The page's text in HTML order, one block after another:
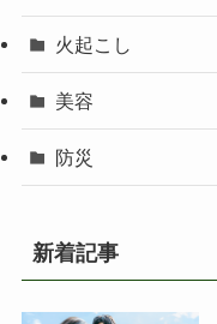
火起こし
美容
防災
新着記事